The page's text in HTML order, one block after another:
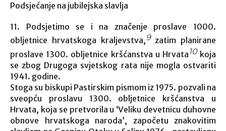
Podsjećanje na jubilejska slavlja
11. Podsjetimo se i na značenje proslave 1000.
obljetnice hrvatskoga kraljevstva,9zatim planirane
proslave 1300. obljetnice kršćanstva u Hrvata10koja
se zbog Drugoga svjetskog rata nije mogla ostvariti
1941. godine.
Stoga su biskupi Pastirskim pismom iz 1975. pozvali na
sveopću proslavu 1300. obljetnice kršćanstva u
Hrvata, koja se pretvorila u ‘Veliku devetnicu duhovne
obnove hrvatskoga naroda’, započetu znakovitim